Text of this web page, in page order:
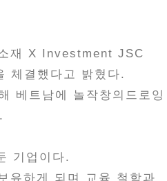
재 X Investment JSC
체결했다고 밝혔다.
베트남에 놀작창의드로잉
기업이다.
유하게 되며 교육 철학과